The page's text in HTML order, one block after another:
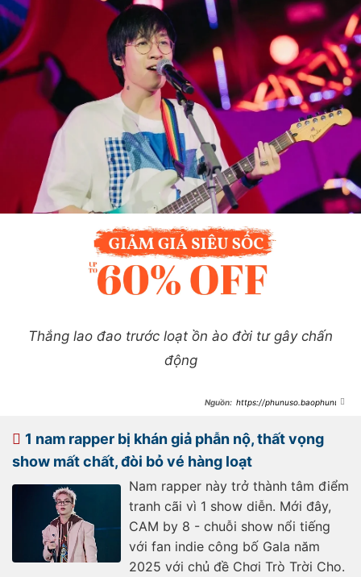
Thắng lao đao trước loạt ồn ào đời tư gây chấn
động
https://phunuso.baophunuth
tai-hop-chan-dong-
19325032000055481.htm
1 nam rapper bị khán giả phẫn nộ, thất vọng
show mất chất, đòi bỏ vé hàng loạt
Nam rapper này trở thành tâm điểm
tranh cãi vì 1 show diễn. Mới đây,
CAM by 8 - chuỗi show nổi tiếng
với fan indie công bố Gala năm
2025 với chủ đề Chơi Trò Trời Cho.